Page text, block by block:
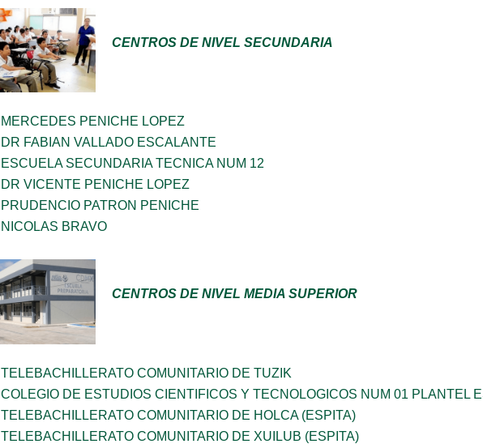
CENTROS DE NIVEL SECUNDARIA
MERCEDES PENICHE LOPEZ
DR FABIAN VALLADO ESCALANTE
ESCUELA SECUNDARIA TECNICA NUM 12
DR VICENTE PENICHE LOPEZ
PRUDENCIO PATRON PENICHE
NICOLAS BRAVO
CENTROS DE NIVEL MEDIA SUPERIOR
TELEBACHILLERATO COMUNITARIO DE TUZIK
COLEGIO DE ESTUDIOS CIENTIFICOS Y TECNOLOGICOS NUM 01 PLANTEL
TELEBACHILLERATO COMUNITARIO DE HOLCA (ESPITA)
TELEBACHILLERATO COMUNITARIO DE XUILUB (ESPITA)